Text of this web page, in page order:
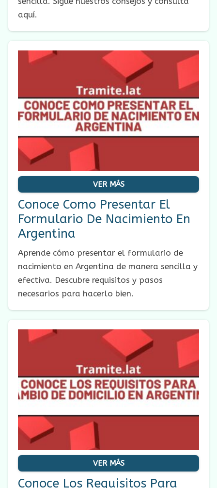
aquí.
VER MÁS
Conoce Como Presentar El
Formulario De Nacimiento En
Argentina
Aprende cómo presentar el formulario de
nacimiento en Argentina de manera sencilla y
efectiva. Descubre requisitos y pasos
necesarios para hacerlo bien.
VER MÁS
Conoce Los Requisitos Para